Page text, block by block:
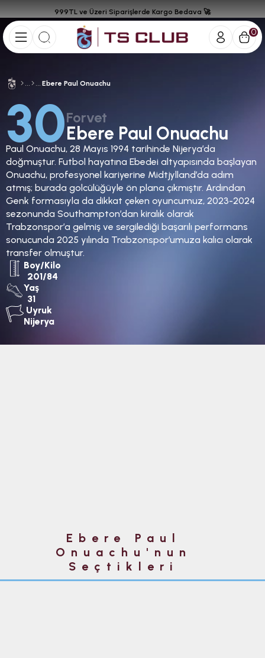
0
999TL ve Üzeri Siparişlerde Kargo Bedava 🚀
Ebere Paul Onuachu
30Forvet
Ebere Paul Onuachu
Paul Onuachu, 28 Mayıs 1994 tarihinde Nijerya’da
doğmuştur. Futbol hayatına Ebedei altyapısında başlayan
Onuachu, profesyonel kariyerine Midtjylland’da adım
atmış; burada golcülüğüyle ön plana çıkmıştır. Ardından
Genk formasıyla da dikkat çeken oyuncumuz, 2023-2024
sezonunda Southampton’dan kiralık olarak
Trabzonspor’a gelmiş ve sergilediği başarılı performans
sonucunda 2025 yılında Trabzonspor’umuza kalıcı olarak
transfer olmuştur.
Boy/Kilo
201/84
Yaş
31
Uyruk
Nijerya
Ebere Paul
Onuachu'nun
Seçtikleri